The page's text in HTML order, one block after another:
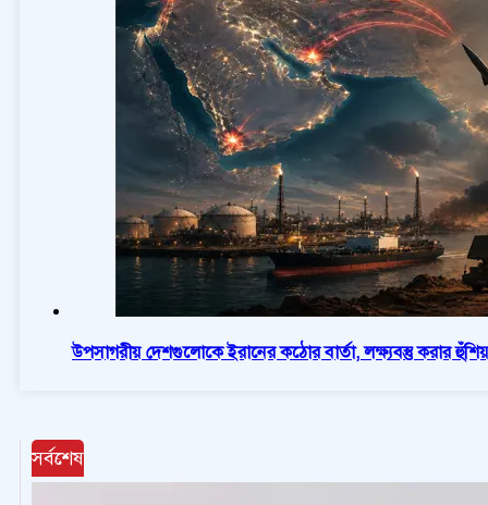
উপসাগরীয় দেশগুলোকে ইরানের কঠোর বার্তা, লক্ষ্যবস্তু করার
সর্বশেষ